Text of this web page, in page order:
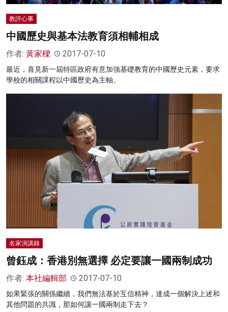
教評心事
中國歷史與基本法教育須相輔相成
作者: 黃家樑 2017-07-10
最近，喜見新一屆特區政府有意加強基礎教育的中國歷史元素，要求
學校的相關課程以中國歷史為主軸。
名家演講錄
曾鈺成：香港別無選擇 必定要讓一國兩制成功
作者: 本社編輯部 2017-07-10
如果緊張的關係繼續，我們無法基於互信精神，達成一個解決上述和
其他問題的共識，那如何讓一國兩制走下去？